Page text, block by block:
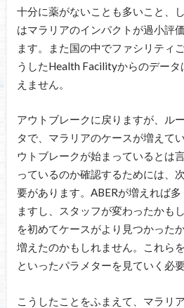
十分に薬がないことも多いこと、
はマラリアのインパクトが過小評
ます。また国の中でファシリティ
うしたHealth Facilityからのデー
えません。
アウトブレークに戻りますが、ル
タで、マラリアのケースが増えて
ウトブレークが始まっているとは
っているのか確認するためには、
要があります。ABERが増えれば
ますし、スタッフが変わったかも
を初めてケースがより見つかった
増えたのかもしれません。これら
といったパラメターを見ていく必
こうしたことをふまえて、マラリ